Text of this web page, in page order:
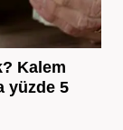
Kalem
yüzde 5